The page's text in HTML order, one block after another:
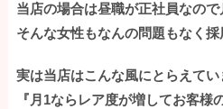
当店の場合は昼職が正社員なので
そんな女性もなんの問題もなく採
実は当店はこんな風にとらえてい
『月1ならレア度が増してお客様